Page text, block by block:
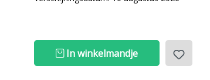
In winkelmandje